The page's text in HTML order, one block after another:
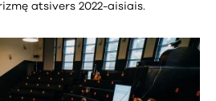
atsivers 2022-aisiais.